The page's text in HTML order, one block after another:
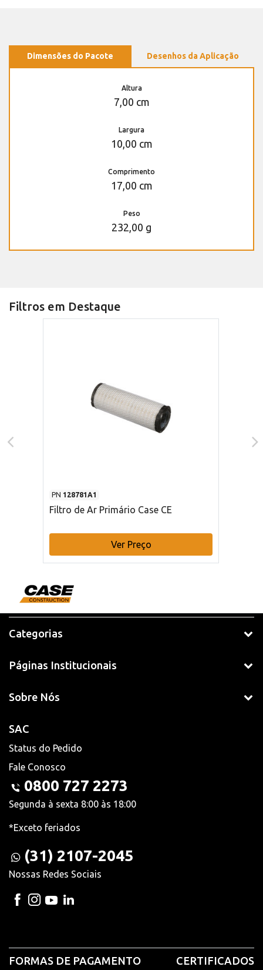
Dimensões do Pacote Desenhos da Aplicação
Altura
7,00 cm
Largura
10,00 cm
Comprimento
17,00 cm
Peso
232,00 g
Filtros em Destaque
PN 128781A1
Filtro de Ar Primário Case CE
Ver Preço
Categorias
Páginas Institucionais
Sobre Nós
SAC
Status do Pedido
Fale Conosco
0800 727 2273
Segunda à sexta 8:00 às 18:00
*Exceto feriados
(31) 2107-2045
Nossas Redes Sociais
FORMAS DE PAGAMENTO CERTIFICADOS